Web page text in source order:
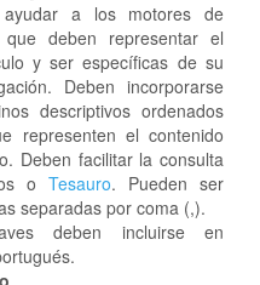
ayudar a los motores de
deben representar el
y ser específicas de su
Deben incorporarse
descriptivos ordenados
representen el contenido
Deben facilitar la consulta
o Tesauro. Pueden ser
separadas por coma (,).
deben incluirse en